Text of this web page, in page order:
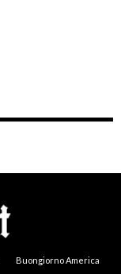
Buongiorno America